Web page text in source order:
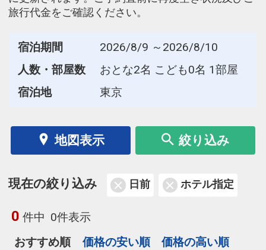
旅行代金をご確認ください。
宿泊期間
2026/8/9 ～2026/8/10
人数・部屋数
おとな2名 こども0名 1部屋
宿泊地
東京
地図表示 絞り込み
現在の絞り込み 日前 ホテル指定
0 件中 0件表示
おすすめ順
価格の安い順 価格の高い順